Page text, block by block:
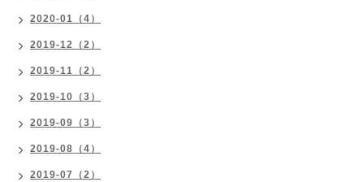
2020-01（4）
2019-12（2）
2019-11（2）
2019-10（3）
2019-09（3）
2019-08（4）
2019-07（2）